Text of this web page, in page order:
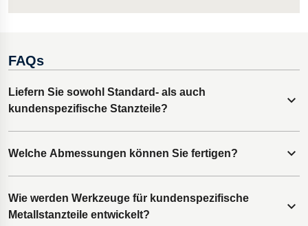
FAQs
Liefern Sie sowohl Standard- als auch
kundenspezifische Stanzteile?
Inhalt erweitern
Lesjöfors ist auf kundenspezifische Metallstanzteile
Welche Abmessungen können Sie fertigen?
Inhalt erweitern
Wir fertigen jedes Stanzteil mit Materialstärken von 0,05 mm
bis 5,00 mm. Sonderausführungen und -abmessungen sind
Wie werden Werkzeuge für kundenspezifische
Metallstanzteile entwickelt?
Inhalt erweitern